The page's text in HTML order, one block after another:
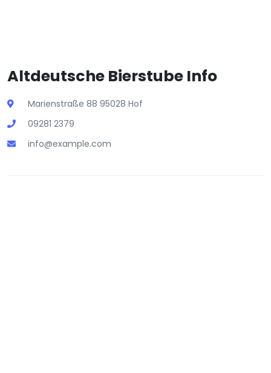
Altdeutsche Bierstube Info
Marienstraße 88 95028 Hof
09281 2379
info@example.com